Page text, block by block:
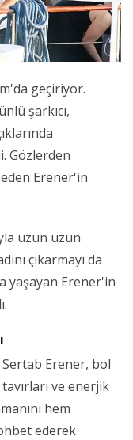
geçiriyor.
şarkıcı,
Gözlerden
Erener'in
uzun uzun
çıkarmayı da
yaşayan Erener'in
Erener, bol
ve enerjik
hem
ederek